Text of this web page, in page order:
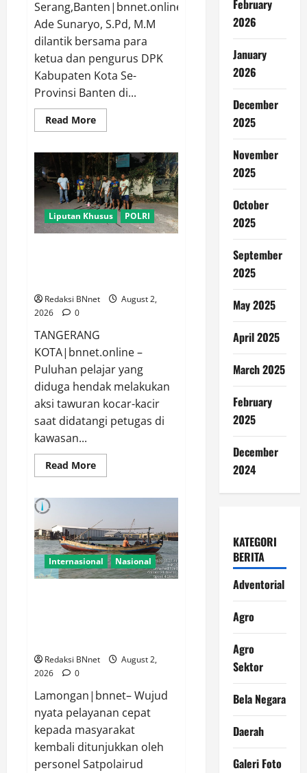
Serang,Banten|bnnet.online-
Ade Sunaryo, S.Pd, M.M
dilantik bersama para
ketua dan pengurus DPK
Kabupaten Kota Se-
Provinsi Banten di...
Read MoreRead
more
Sunaryo
Terpilih
Menjadi
Ketua
DPK
IARMI
Kab.
Tangerang
Periode
Liputan Khusus POLRI
Redaksi BNnet
August 2,
2026
0
TANGERANG
KOTA|bnnet.online –
Puluhan pelajar yang
diduga hendak melakukan
aksi tawuran kocar-kacir
saat didatangi petugas di
kawasan...
Read MoreRead
more
Tangerang
Gagalkan
Dugaan
Tawuran,
Delapan
Celurit
Diamankan
Internasional Nasional
Redaksi BNnet
August 2,
2026
0
Lamongan|bnnet– Wujud
nyata pelayanan cepat
kepada masyarakat
kembali ditunjukkan oleh
personel Satpolairud
February
2026
January
2026
December
2025
November
2025
October
2025
September
2025
May 2025
April 2025
March 2025
February
2025
December
2024
KATEGORI
BERITA
Adventorial
Agro
Agro
Sektor
Bela Negara
Daerah
Galeri Foto